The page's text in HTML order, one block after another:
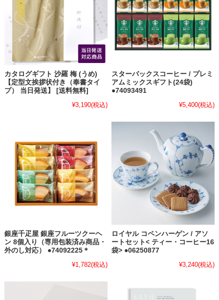
カタログギフト 沙羅 梅 (うめ)
【定型文挨拶状付き（奉書タイ
プ） 当日発送】 [送料無料]
¥3,190(税込)
スターバックスコーヒー / プレミ
アムミックスギフト(24袋)
●74093491
¥5,400(税込)
銀座千疋屋 銀座フルーツクーヘ
ン 8個入り（専用包装済み商品・
外のし対応） ●74092225＊
¥1,782(税込)
ロイヤル コペンハーゲン / アソ
ートセット< ティー・コーヒー16
袋> ●06250877
¥3,240(税込)